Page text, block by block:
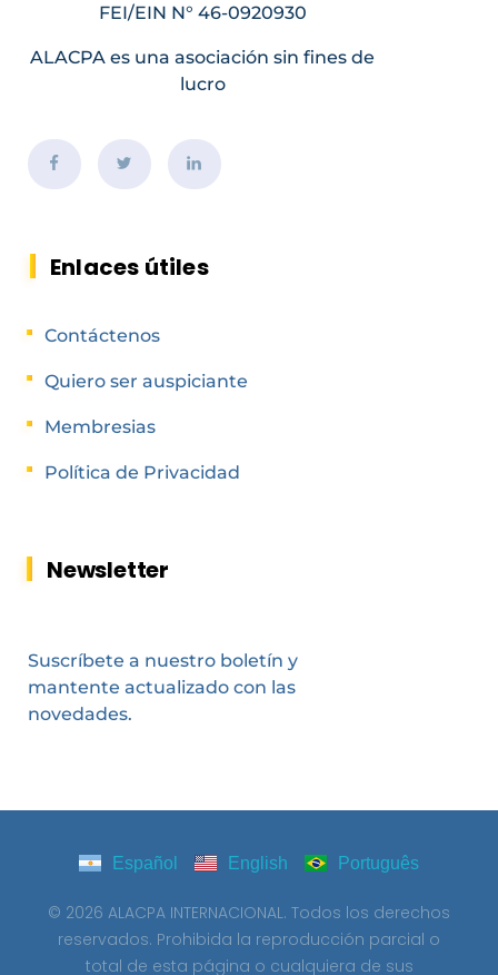
FEI/EIN N° 46-0920930
ALACPA es una asociación sin fines de
lucro
Enlaces útiles
Contáctenos
Quiero ser auspiciante
Membresias
Política de Privacidad
Newsletter
Suscríbete a nuestro boletín y
mantente actualizado con las
novedades.
Español English Português
© 2026 ALACPA INTERNACIONAL. Todos los derechos
reservados. Prohibida la reproducción parcial o
total de esta página o cualquiera de sus